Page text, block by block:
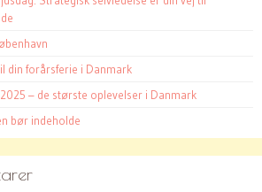
din forårsferie i Danmark
– de største oplevelser i Danmark
bør indeholde